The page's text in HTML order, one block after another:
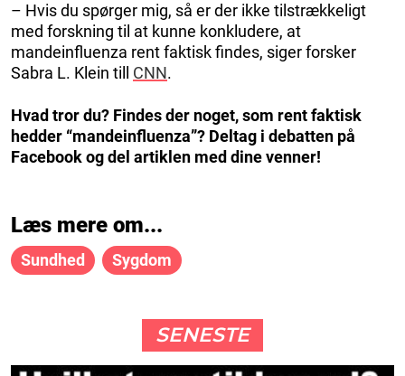
– Hvis du spørger mig, så er der ikke tilstrækkeligt
med forskning til at kunne konkludere, at
mandeinfluenza rent faktisk findes, siger forsker
Sabra L. Klein till CNN.
Hvad tror du? Findes der noget, som rent faktisk
hedder “mandeinfluenza”? Deltag i debatten på
Facebook og del artiklen med dine venner!
Læs mere om...
Sundhed Sygdom
SENESTE